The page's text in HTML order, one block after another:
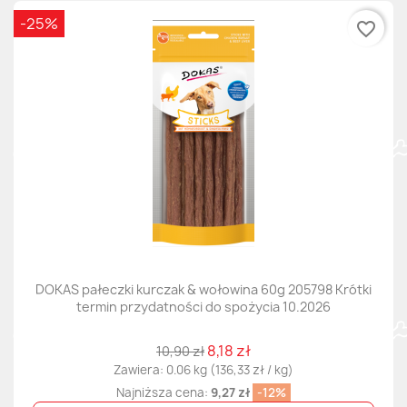
DOKAS pałeczki kurczak & wołowina 60g 205798 Krótki
termin przydatności do spożycia 10.2026
10,90 zł 8,18 zł
Zawiera: 0.06 kg (136,33 zł / kg)
Najniższa cena: 9,27 zł -12%
-25% favorite_border